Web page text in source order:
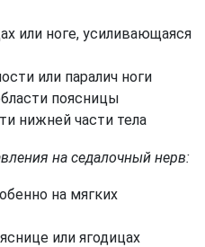
или ноге, усиливающаяся
или паралич ноги
поясницы
нижней части тела
на седалочный нерв:
на мягких
или ягодицах